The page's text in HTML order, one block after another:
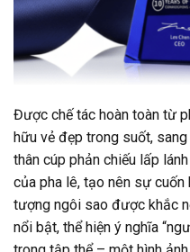
Được chế tác hoàn toàn từ
hữu vẻ đẹp trong suốt,
thân cúp phản chiếu lấp
của pha lê, tạo nên sự
tượng ngôi sao được khắc
nổi bật, thể hiện ý nghĩa